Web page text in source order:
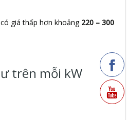
giá thấp hơn khoảng 220 – 300
trên mỗi kW